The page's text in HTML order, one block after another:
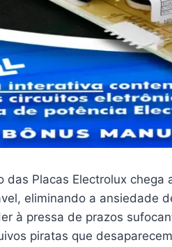
das Placas Electrolux chega
eliminando a ansiedade
à pressa de prazos
piratas que